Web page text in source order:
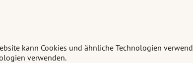
kann Cookies und ähnliche Technologien
verwenden.